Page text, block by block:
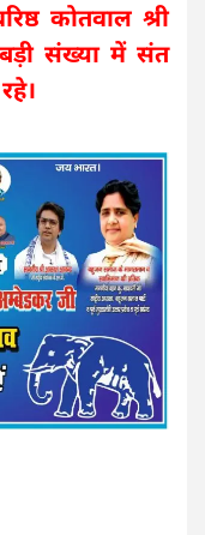
कोतवाल श्री
संख्या में संत